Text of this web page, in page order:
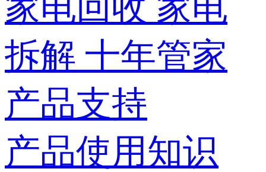
家电回收 家电
拆解 十年管家
产品支持
产品使用知识